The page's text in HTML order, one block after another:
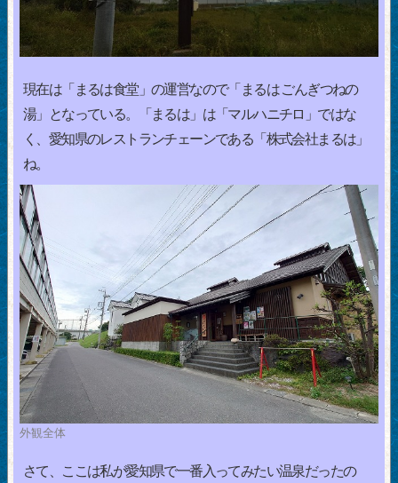
現在は「まるは食堂」の運営なので「まるは ごんぎつねの
湯」となっている。「まるは」は「マルハニチロ」ではな
く、愛知県のレストランチェーンである「株式会社まるは」
ね。
外観全体
さて、ここは私が愛知県で一番入ってみたい温泉だったの